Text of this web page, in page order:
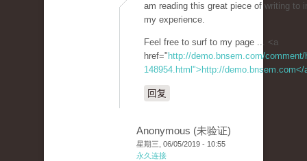
am reading this great piece of writing to
my experience.
Feel free to surf to my page ... <a
href=" http://demo.bnsem.com/
148954.html">http://demo.bnsem.com</
回复
Anonymous (未验证)
星期三, 06/05/2019 - 10:55
永久连接